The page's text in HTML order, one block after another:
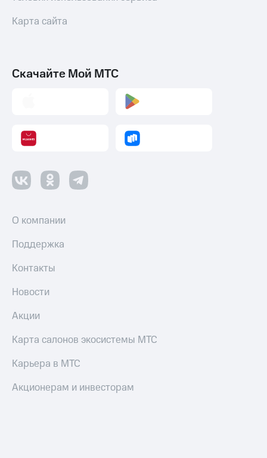
Карта сайта
Скачайте Мой МТС
О компании
Поддержка
Контакты
Новости
Акции
Карта салонов экосистемы МТС
Карьера в МТС
Акционерам и инвесторам